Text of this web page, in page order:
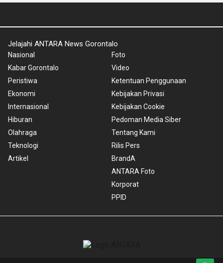
Jelajahi ANTARA News Gorontalo
Nasional
Kabar Gorontalo
Peristiwa
Ekonomi
Internasional
Hiburan
Olahraga
Teknologi
Artikel
Foto
Video
Ketentuan Penggunaan
Kebijakan Privasi
Kebijakan Cookie
Pedoman Media Siber
Tentang Kami
Rilis Pers
BrandA
ANTARA Foto
Korporat
PPID